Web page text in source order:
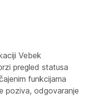
Vebek
pregled statusa
funkcijama
poziva, odgovaranje